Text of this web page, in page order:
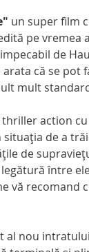
un super film
pe vremea
de
că se pot
mult
action cu
de a
de
între
vă recomand
al nou intratului